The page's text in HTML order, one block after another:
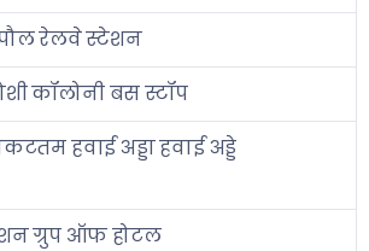
रेलवे स्टेशन
कॉलोनी बस स्टॉप
हवाई अड्डा हवाई अड्डे
ग्रुप ऑफ होटल